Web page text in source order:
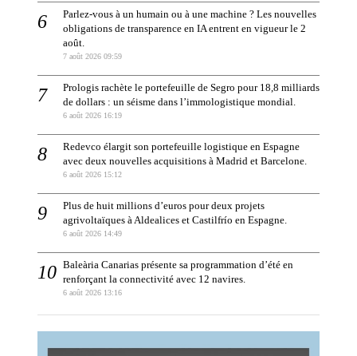
Parlez-vous à un humain ou à une machine ? Les nouvelles
obligations de transparence en IA entrent en vigueur le 2
août.
7 août 2026 09:59
Prologis rachète le portefeuille de Segro pour 18,8 milliards
de dollars : un séisme dans l’immologistique mondial.
6 août 2026 16:19
Redevco élargit son portefeuille logistique en Espagne
avec deux nouvelles acquisitions à Madrid et Barcelone.
6 août 2026 15:12
Plus de huit millions d’euros pour deux projets
agrivoltaïques à Aldealices et Castilfrío en Espagne.
6 août 2026 14:49
Baleària Canarias présente sa programmation d’été en
renforçant la connectivité avec 12 navires.
6 août 2026 13:16